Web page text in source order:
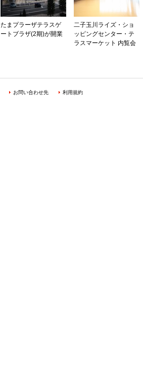
たまプラーザテラスゲ
ートブラザ(2期)が開業
二子玉川ライズ・ショ
ッピングセンター・テ
ラスマーケット 内覧会
お問い合わせ先 利用規約